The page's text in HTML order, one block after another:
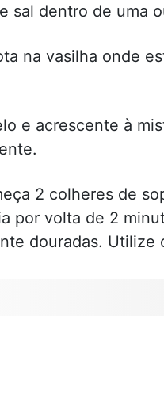
sal dentro de uma
na vasilha onde
e acrescente à
2 colheres de
por volta de 2
douradas. Utilize